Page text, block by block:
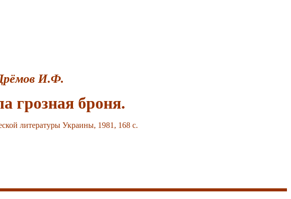
И.Ф.
грозная броня.
литературы Украины, 1981, 168 с.